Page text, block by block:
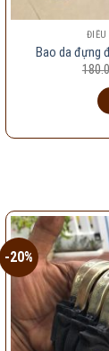
ĐIẾU
Bao da đựng
-20%